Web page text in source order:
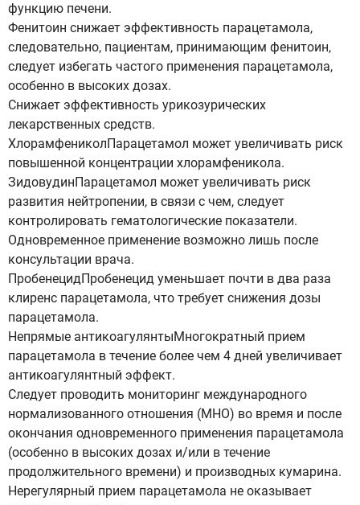
функцию печени.
Фенитоин снижает эффективность парацетамола,
следовательно, пациентам, принимающим фенитоин,
следует избегать частого применения парацетамола,
особенно в высоких дозах.
Снижает эффективность урикозурических
лекарственных средств.
ХлорамфениколПарацетамол может увеличивать риск
повышенной концентрации хлорамфеникола.
ЗидовудинПарацетамол может увеличивать риск
развития нейтропении, в связи с чем, следует
контролировать гематологические показатели.
Одновременное применение возможно лишь после
консультации врача.
ПробенецидПробенецид уменьшает почти в два раза
клиренс парацетамола, что требует снижения дозы
парацетамола.
Непрямые антикоагулянтыМногократный прием
парацетамола в течение более чем 4 дней увеличивает
антикоагулянтный эффект.
Следует проводить мониторинг международного
нормализованного отношения (МНО) во время и после
окончания одновременного применения парацетамола
(особенно в высоких дозах и/или в течение
продолжительного времени) и производных кумарина.
Нерегулярный прием парацетамола не оказывает